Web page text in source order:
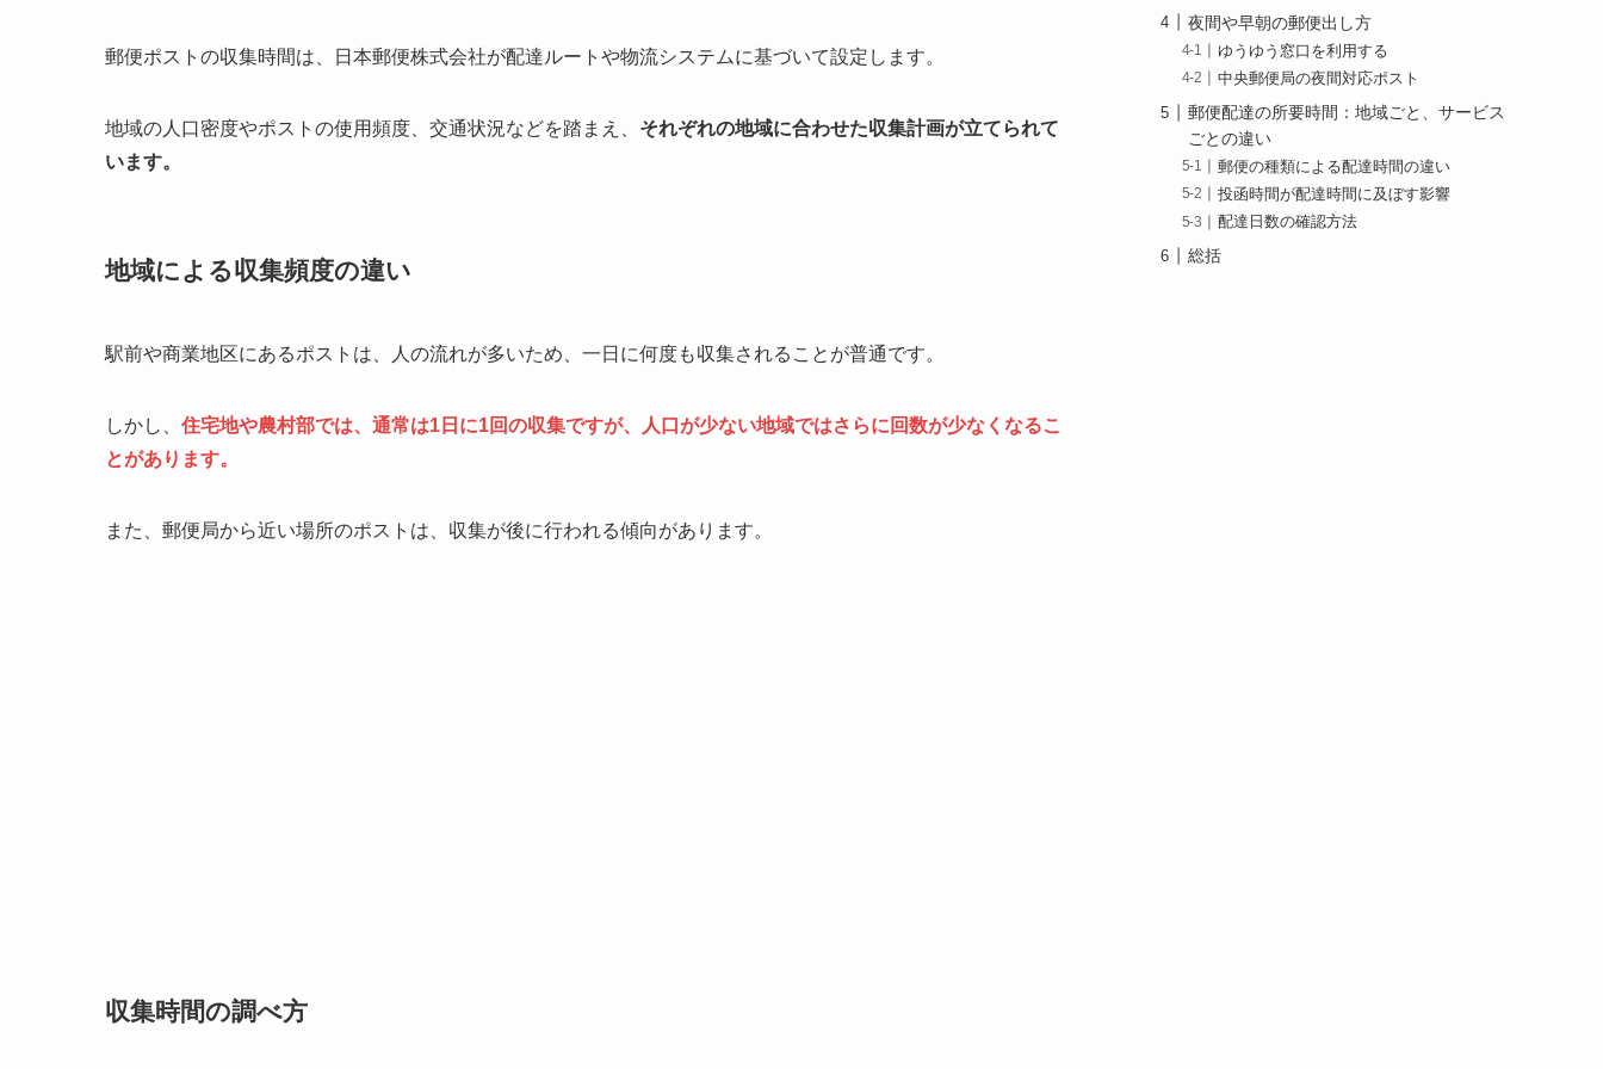
郵便ポストの収集時間は、日本郵便株式会社が配達ルートや物流システムに基づいて設定します。
地域の人口密度やポストの使用頻度、交通状況などを踏まえ、 それぞれの地域に合わせた収集計画が立てられて
います。
地域による収集頻度の違い
駅前や商業地区にあるポストは、人の流れが多いため、一日に何度も収集されることが普通です。
しかし、 住宅地や農村部では、通常は1日に1回の収集ですが、人口が少ない地域ではさらに回数が少なくなるこ
とがあります。
また、郵便局から近い場所のポストは、収集が後に行われる傾向があります。
収集時間の調べ方
夜間や早朝の郵便出し方
ゆうゆう窓口を利用する
中央郵便局の夜間対応ポスト
郵便配達の所要時間：地域ごと、サービス
ごとの違い
郵便の種類による配達時間の違い
投函時間が配達時間に及ぼす影響
配達日数の確認方法
総括